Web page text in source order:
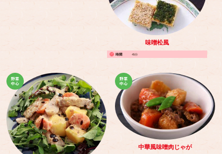
味噌松風
45分
中華風味噌肉じゃが